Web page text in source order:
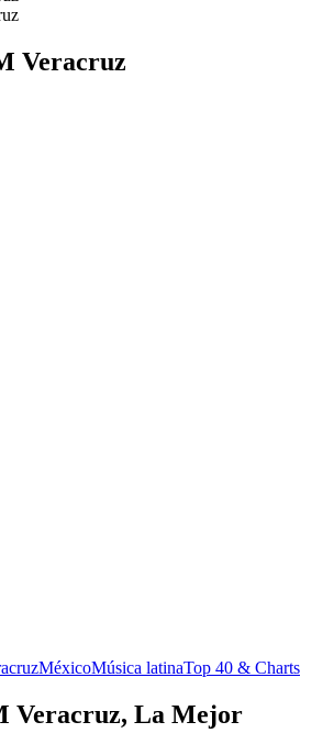
Veracruz
MéxicoMúsica latinaTop 40 & Charts
Veracruz, La Mejor